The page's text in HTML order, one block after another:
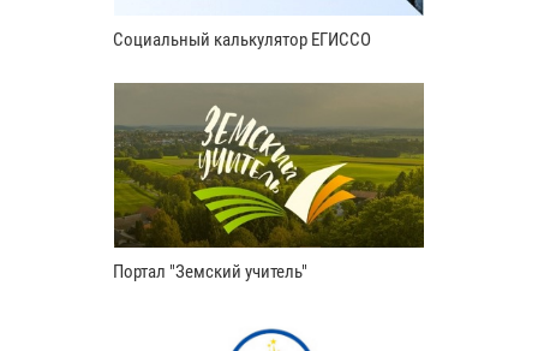
Социальный калькулятор ЕГИССО
Портал "Земский учитель"